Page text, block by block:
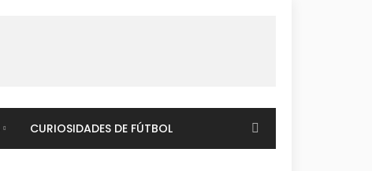
CURIOSIDADES DE FÚTBOL